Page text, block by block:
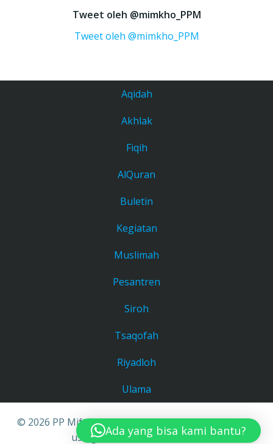
Tweet oleh @mimkho_PPM
Tweet oleh @mimkho_PPM
Aqidah
Akhlak
Fiqih
AlQuran
Buletin
Kegiatan
Muslimah
Pesantren
Siroh
Tsaqofah
Riyadloh
Ulama
© 2026 PP Miftahul Khoir Bandung. Created for free
using WordPress andColibri
Ada yang bisa kami bantu?